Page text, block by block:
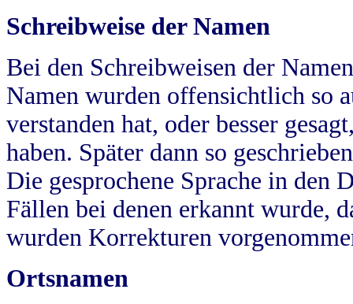
Schreibweise der Namen
Bei den Schreibweisen der
Namen wurden offensichtlich so
verstanden hat, oder besser
haben. Später dann so
Die gesprochene Sprache in
Fällen bei denen erkannt wurde,
wurden Korrekturen
Ortsnamen